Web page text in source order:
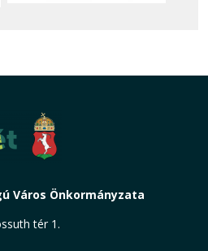
Város Önkormányzata
tér 1.